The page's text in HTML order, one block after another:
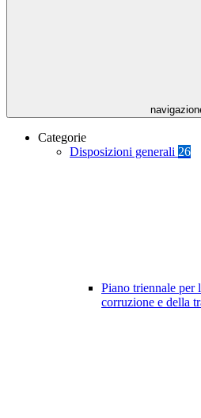
Categorie
Disposizioni generali 26
Piano triennale per
corruzione e della